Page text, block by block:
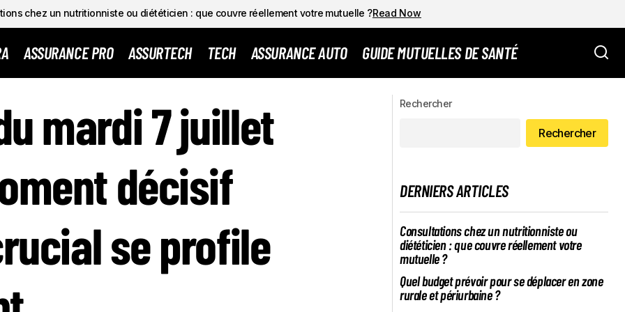
chez un nutritionniste ou diététicien : que couvre réellement votre mutuelle ?Read Now
ASSURANCE PRO ASSURTECH TECH ASSURANCE AUTO GUIDE MUTUELLES DE SANTÉ
SE PROFILE GRATUITEMENT
Rapport hebdomadaire des opérations sur
les CCI du 29 juin au 3 juillet 2026
mardi 7 juillet
décisif
se profile
Rechercher
Rechercher
DERNIERS ARTICLES
Consultations chez un nutritionniste ou
diététicien : que couvre réellement votre
mutuelle ?
Quel budget prévoir pour se déplacer en zone
rurale et périurbaine ?